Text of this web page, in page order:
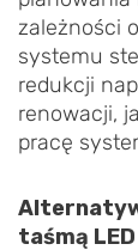
zależności
systemu
redukcji
renowacji,
pracę
taśmą